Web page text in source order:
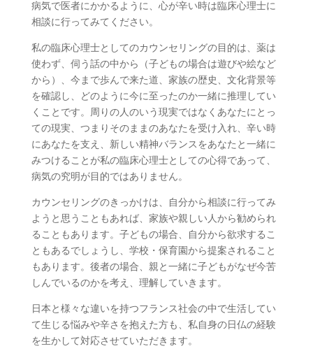
病気で医者にかかるように、心が辛い時は臨床心理士に
相談に行ってみてください。
私の臨床心理士としてのカウンセリングの目的は、薬は
使わず、伺う話の中から（子どもの場合は遊びや絵など
から）、今まで歩んで来た道、家族の歴史、文化背景等
を確認し、どのように今に至ったのか一緒に推理してい
くことです。周りの人のいう現実ではなくあなたにとっ
ての現実、つまりそのままのあなたを受け入れ、辛い時
にあなたを支え、新しい精神バランスをあなたと一緒に
みつけることが私の臨床心理士としての心得であって、
病気の究明が目的ではありません。
カウンセリングのきっかけは、自分から相談に行ってみ
ようと思うこともあれば、家族や親しい人から勧められ
ることもあります。子どもの場合、自分から欲求するこ
ともあるでしょうし、学校・保育園から提案されること
もあります。後者の場合、親と一緒に子どもがなぜ今苦
しんでいるのかを考え、理解していきます。
日本と様々な違いを持つフランス社会の中で生活してい
て生じる悩みや辛さを抱えた方も、私自身の日仏の経験
を生かして対応させていただきます。